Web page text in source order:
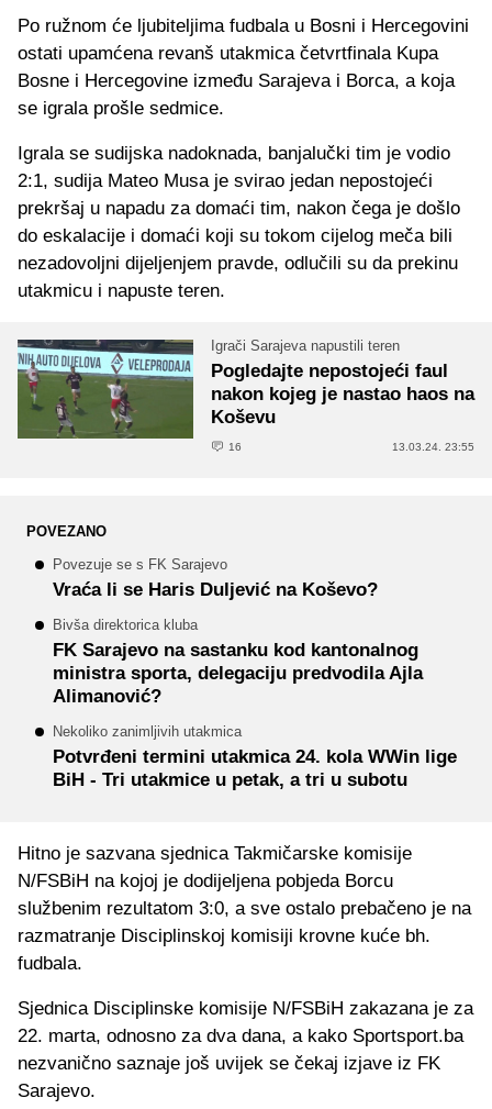
Po ružnom će ljubiteljima fudbala u Bosni i Hercegovini
ostati upamćena revanš utakmica četvrtfinala Kupa
Bosne i Hercegovine između Sarajeva i Borca, a koja
se igrala prošle sedmice.
Igrala se sudijska nadoknada, banjalučki tim je vodio
2:1, sudija Mateo Musa je svirao jedan nepostojeći
prekršaj u napadu za domaći tim, nakon čega je došlo
do eskalacije i domaći koji su tokom cijelog meča bili
nezadovoljni dijeljenjem pravde, odlučili su da prekinu
utakmicu i napuste teren.
Igrači Sarajeva napustili teren
Pogledajte nepostojeći faul
nakon kojeg je nastao haos na
Koševu
16 13.03.24. 23:55
POVEZANO
Povezuje se s FK Sarajevo
Vraća li se Haris Duljević na Koševo?
Bivša direktorica kluba
FK Sarajevo na sastanku kod kantonalnog
ministra sporta, delegaciju predvodila Ajla
Alimanović?
Nekoliko zanimljivih utakmica
Potvrđeni termini utakmica 24. kola WWin lige
BiH - Tri utakmice u petak, a tri u subotu
Hitno je sazvana sjednica Takmičarske komisije
N/FSBiH na kojoj je dodijeljena pobjeda Borcu
službenim rezultatom 3:0, a sve ostalo prebačeno je na
razmatranje Disciplinskoj komisiji krovne kuće bh.
fudbala.
Sjednica Disciplinske komisije N/FSBiH zakazana je za
22. marta, odnosno za dva dana, a kako Sportsport.ba
nezvanično saznaje još uvijek se čekaj izjave iz FK
Sarajevo.